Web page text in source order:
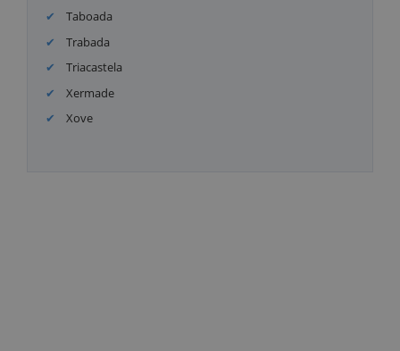
Taboada
Trabada
Triacastela
Xermade
Xove